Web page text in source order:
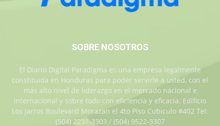
SOBRE NOSOTROS
El Diario Digital Paradigma es una empresa legalmente
constituida en Honduras para poder servirle a usted, con el
más alto nivel de liderazgo en el mercado nacional e
internacional y sobre todo con eficiencia y eficacia. Edificio
Los Jarros Boulevard Morazan el 4to Piso Cubiculo #402 Tel:
(504) 2231-3303 / (504) 9522-3307